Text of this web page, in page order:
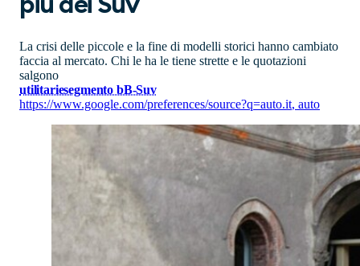
La crisi delle piccole e la fine di modelli storici hanno cambiato
faccia al mercato. Chi le ha le tiene strette e le quotazioni
salgono
utilitariesegmento bB-Suv
https://www.google.com/preferences/source?q=auto.it, auto